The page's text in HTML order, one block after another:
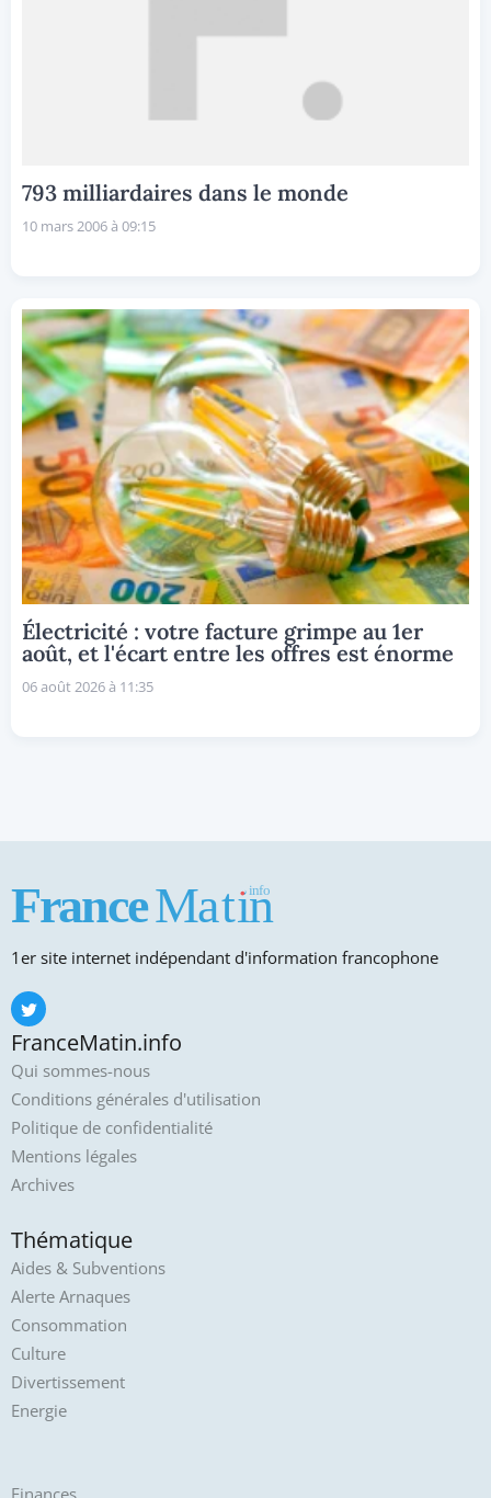
793 milliardaires dans le monde
10 mars 2006 à 09:15
Électricité : votre facture grimpe au 1er
août, et l'écart entre les offres est énorme
06 août 2026 à 11:35
1er site internet indépendant d'information francophone
FranceMatin.info
Qui sommes-nous
Conditions générales d'utilisation
Politique de confidentialité
Mentions légales
Archives
Thématique
Aides & Subventions
Alerte Arnaques
Consommation
Culture
Divertissement
Energie